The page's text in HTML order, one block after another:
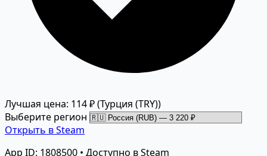
Лучшая цена: 114 ₽(Турция (TRY))
Выберите регион
Открыть в Steam
App ID: 1808500 • Доступно в Steam